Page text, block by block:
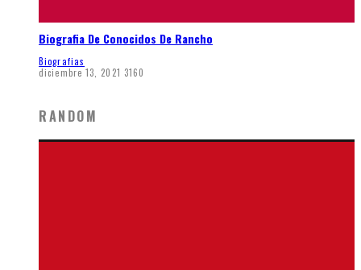
Biografia De Conocidos De Rancho
Biografias
diciembre 13, 2021 3160
RANDOM